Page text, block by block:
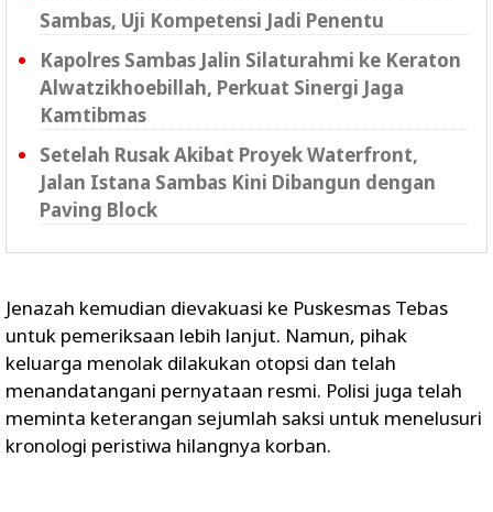
Sambas, Uji Kompetensi Jadi Penentu
Kapolres Sambas Jalin Silaturahmi ke Keraton
Alwatzikhoebillah, Perkuat Sinergi Jaga
Kamtibmas
Setelah Rusak Akibat Proyek Waterfront,
Jalan Istana Sambas Kini Dibangun dengan
Paving Block
Jenazah kemudian dievakuasi ke Puskesmas Tebas
untuk pemeriksaan lebih lanjut. Namun, pihak
keluarga menolak dilakukan otopsi dan telah
menandatangani pernyataan resmi. Polisi juga telah
meminta keterangan sejumlah saksi untuk menelusuri
kronologi peristiwa hilangnya korban.